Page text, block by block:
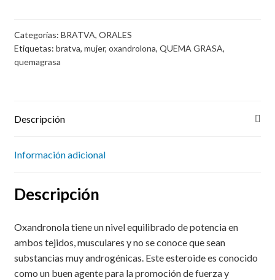
Categorías: BRATVA, ORALES
Etiquetas: bratva, mujer, oxandrolona, QUEMA GRASA,
quemagrasa
Descripción
Información adicional
Descripción
Oxandronola tiene un nivel equilibrado de potencia en
ambos tejidos, musculares y no se conoce que sean
substancias muy androgénicas. Este esteroide es conocido
como un buen agente para la promoción de fuerza y